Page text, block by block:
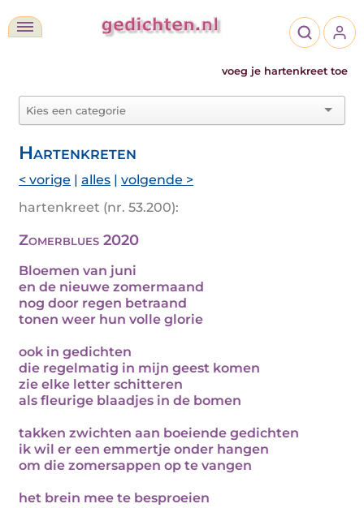
voeg je hartenkreet toe
Hartenkreten
< vorige | alles | volgende >
hartenkreet (nr. 53.200):
Zomerblues 2020
Bloemen van juni
en de nieuwe zomermaand
nog door regen betraand
tonen weer hun volle glorie
ook in gedichten
die regelmatig in mijn geest komen
zie elke letter schitteren
als fleurige blaadjes in de bomen
takken zwichten aan boeiende gedichten
ik wil er een emmertje onder hangen
om die zomersappen op te vangen
het brein mee te besproeien